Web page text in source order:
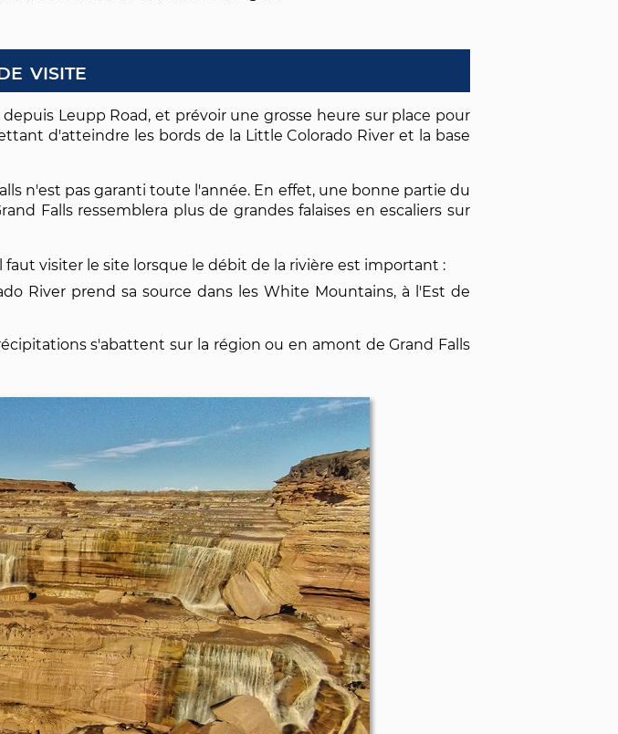
visite
Leupp Road, et prévoir une grosse heure sur place pour
d'atteindre les bords de la Little Colorado River et la base
n'est pas garanti toute l'année. En effet, une bonne partie du
Falls ressemblera plus de grandes falaises en escaliers sur
visiter le site lorsque le débit de la rivière est important :
River prend sa source dans les White Mountains, à l'Est de
s'abattent sur la région ou en amont de Grand Falls